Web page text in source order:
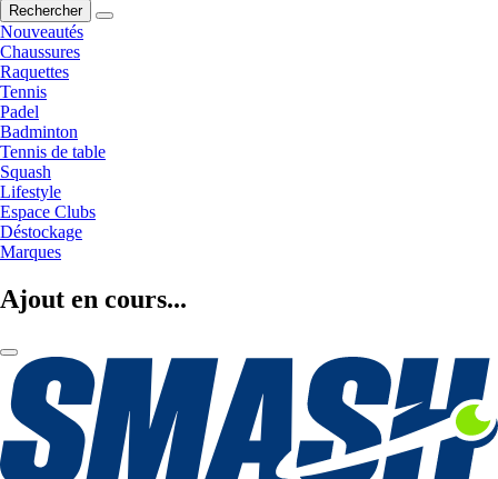
Rechercher
Nouveautés
Chaussures
Raquettes
Tennis
Padel
Badminton
Tennis de table
Squash
Lifestyle
Espace Clubs
Déstockage
Marques
Ajout en cours...